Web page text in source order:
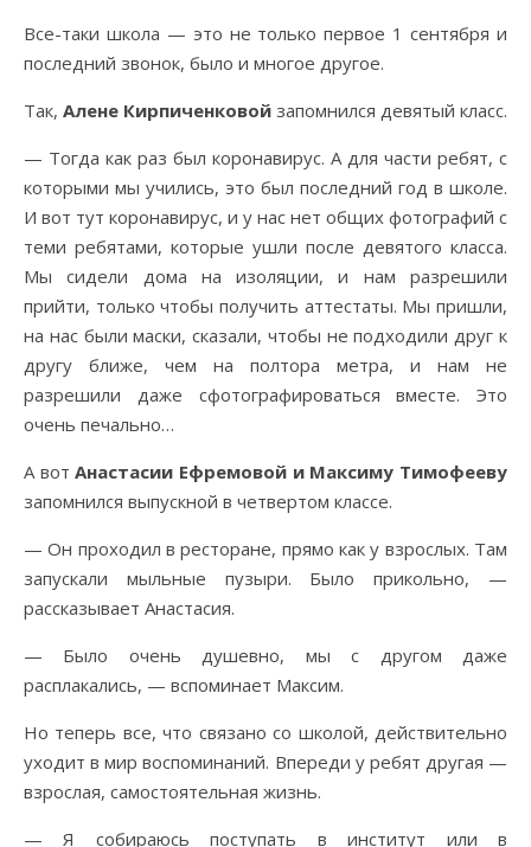
Все-таки школа — это не только первое 1 сентября и
последний звонок, было и многое другое.
Так, Алене Кирпиченковой запомнился девятый класс.
— Тогда как раз был коронавирус. А для части ребят, с
которыми мы учились, это был последний год в школе.
И вот тут коронавирус, и у нас нет общих фотографий с
теми ребятами, которые ушли после девятого класса.
Мы сидели дома на изоляции, и нам разрешили
прийти, только чтобы получить аттестаты. Мы пришли,
на нас были маски, сказали, чтобы не подходили друг к
другу ближе, чем на полтора метра, и нам не
разрешили даже сфотографироваться вместе. Это
очень печально…
А вотАнастасии Ефремовой и Максиму Тимофееву
запомнился выпускной в четвертом классе.
— Он проходил в ресторане, прямо как у взрослых. Там
запускали мыльные пузыри. Было прикольно, —
рассказывает Анастасия.
— Было очень душевно, мы с другом даже
расплакались, — вспоминает Максим.
Но теперь все, что связано со школой, действительно
уходит в мир воспоминаний. Впереди у ребят другая —
взрослая, самостоятельная жизнь.
— Я собираюсь поступать в институт или в